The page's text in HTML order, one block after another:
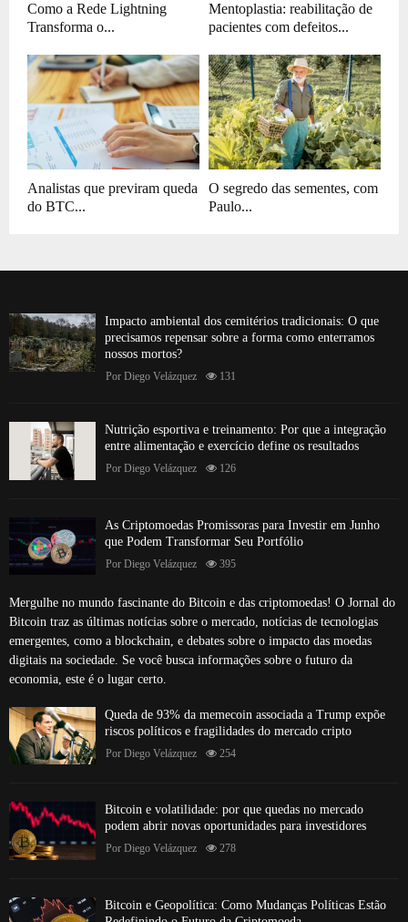
Como a Rede Lightning
Transforma o...
Mentoplastia: reabilitação de
pacientes com defeitos...
Analistas que previram queda
do BTC...
O segredo das sementes, com
Paulo...
Impacto ambiental dos cemitérios tradicionais: O que
precisamos repensar sobre a forma como enterramos
nossos mortos?
Por Diego Velázquez 131
Nutrição esportiva e treinamento: Por que a integração
entre alimentação e exercício define os resultados
Por Diego Velázquez 126
As Criptomoedas Promissoras para Investir em Junho
que Podem Transformar Seu Portfólio
Por Diego Velázquez 395
Mergulhe no mundo fascinante do Bitcoin e das criptomoedas! O Jornal do
Bitcoin traz as últimas notícias sobre o mercado, notícias de tecnologias
emergentes, como a blockchain, e debates sobre o impacto das moedas
digitais na sociedade. Se você busca informações sobre o futuro da
economia, este é o lugar certo.
Queda de 93% da memecoin associada a Trump expõe
riscos políticos e fragilidades do mercado cripto
Por Diego Velázquez 254
Bitcoin e volatilidade: por que quedas no mercado
podem abrir novas oportunidades para investidores
Por Diego Velázquez 278
Bitcoin e Geopolítica: Como Mudanças Políticas Estão